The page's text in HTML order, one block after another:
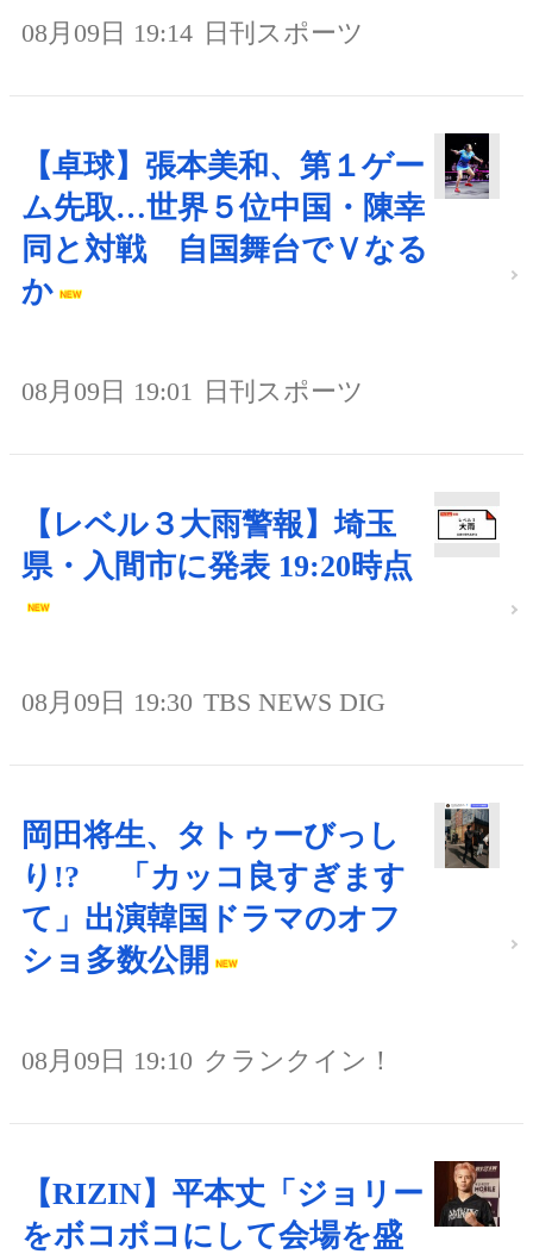
08月09日 19:14 日刊スポーツ
【卓球】張本美和、第１ゲー
ム先取…世界５位中国・陳幸
同と対戦 自国舞台でＶなる
か
08月09日 19:01 日刊スポーツ
【レベル３大雨警報】埼玉
県・入間市に発表 19:20時点
08月09日 19:30 TBS NEWS DIG
岡田将生、タトゥーびっし
り!? 「カッコ良すぎます
て」出演韓国ドラマのオフ
ショ多数公開
08月09日 19:10 クランクイン！
【RIZIN】平本丈「ジョリー
をボコボコにして会場を盛